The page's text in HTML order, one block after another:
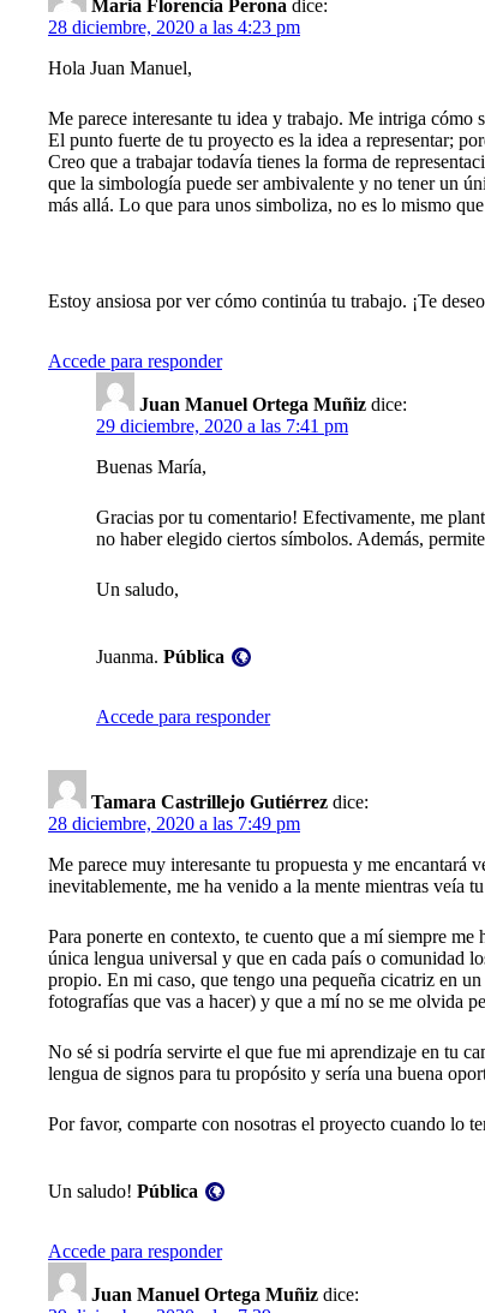
Maria Florencia Perona dice:
28 diciembre, 2020 a las 4:23 pm
Hola Juan Manuel,
Me parece interesante tu idea y trabajo. Me intriga cómo
El punto fuerte de tu proyecto es la idea a representar;
Creo que a trabajar todavía tienes la forma de
que la simbología puede ser ambivalente y no tener un
más allá. Lo que para unos simboliza, no es lo mismo
Estoy ansiosa por ver cómo continúa tu trabajo. ¡Te
Accede para responder
Juan Manuel Ortega Muñiz dice:
29 diciembre, 2020 a las 7:41 pm
Buenas María,
Gracias por tu comentario! Efectivamente, me
no haber elegido ciertos símbolos. Además,
Un saludo,
Juanma. Pública
Accede para responder
Tamara Castrillejo Gutiérrez dice:
28 diciembre, 2020 a las 7:49 pm
Me parece muy interesante tu propuesta y me encantará
inevitablemente, me ha venido a la mente mientras veía
Para ponerte en contexto, te cuento que a mí siempre
única lengua universal y que en cada país o comunidad
propio. En mi caso, que tengo una pequeña cicatriz en
fotografías que vas a hacer) y que a mí no se me olvida
No sé si podría servirte el que fue mi aprendizaje en tu
lengua de signos para tu propósito y sería una buena
Por favor, comparte con nosotras el proyecto cuando lo
Un saludo! Pública
Accede para responder
Juan Manuel Ortega Muñiz dice: